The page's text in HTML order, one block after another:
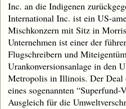
Inc. an die Indigenen
International Inc. ist ein US-
Mischkonzern mit Sitz in
Unternehmen ist einer der
Flugschreibern und
Urankonversionsanlage in den
Metropolis in Illinois. Der Deal
eines sogenannten
Ausgleich für die